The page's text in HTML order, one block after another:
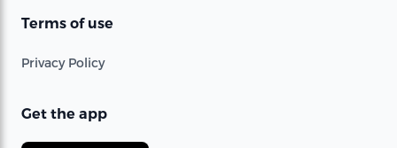
Terms of use
Privacy Policy
Get the app